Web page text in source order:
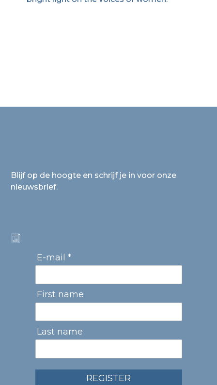
Blijf op de hoogte en schrijf je in voor onze
nieuwsbrief.
E-mail *
First name
Last name
REGISTER